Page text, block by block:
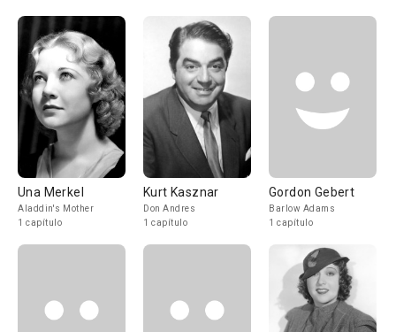
Una Merkel
Aladdin's Mother
1 capítulo
Kurt Kasznar
Don Andres
1 capítulo
Gordon Gebert
Barlow Adams
1 capítulo